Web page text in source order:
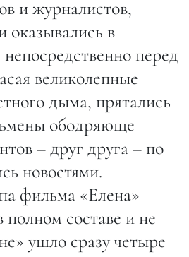
и журналистов,
оказывались в
непосредственно перед
великолепные
дыма, прятались
ободряюще
– друг друга – по
новостями.
фильма «Елена»
составе и не
ушло сразу четыре